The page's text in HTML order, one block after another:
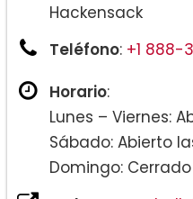
Hackensack
Teléfono: +1 888-
Horario:
Lunes – Viernes:
Sábado: Abierto
Domingo: Cerrado